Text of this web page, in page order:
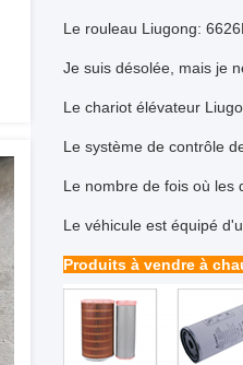
Le rouleau Liugong:
Je suis désolée, mais je
Le chariot élévateur
Le système de contrôle
Le nombre de fois où les
Le véhicule est équipé
Produits à vendre à